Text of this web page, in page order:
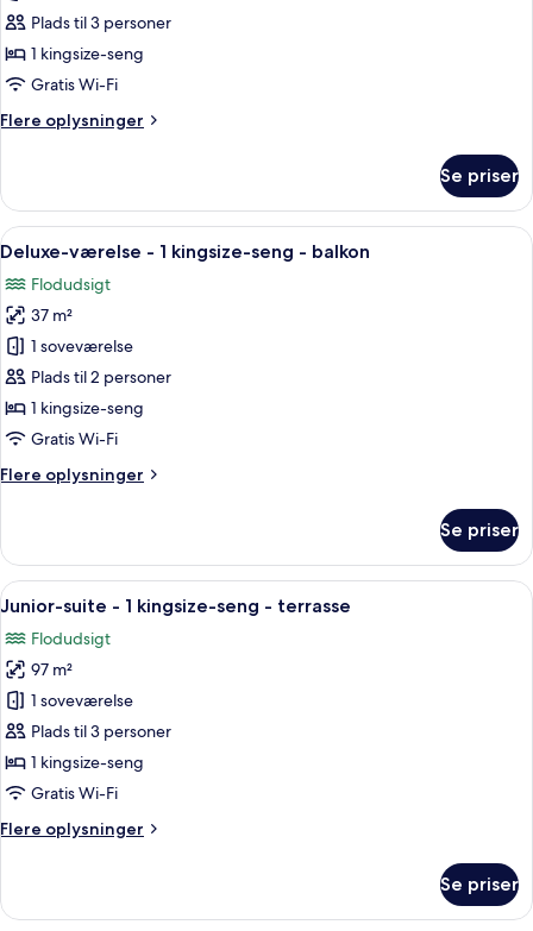
suitePlads til 3 personer
1 kingsize-seng
Gratis Wi-Fi
Flere oplysninger
Flere
suite
Se priser
Indlæs
alle
billeder
af
Deluxe-
værelse
-
1
seng
Et hotelværelse med en stor seng,
6
Deluxe-værelse - 1 kingsize-seng - balkon
Flodudsigt
37 m²
1 soveværelse
Plads til 2 personer
1 kingsize-seng
Gratis Wi-Fi
Flere oplysninger
Flere
værelse
1
seng
balkon
Se priser
Indlæs
alle
billeder
af
Junior-
suite
-
1
seng
En rummelig opholdsstue med
5
Junior-suite - 1 kingsize-seng - terrasse
Flodudsigt
97 m²
1 soveværelse
Plads til 3 personer
1 kingsize-seng
Gratis Wi-Fi
Flere oplysninger
Flere
suite
Se priser